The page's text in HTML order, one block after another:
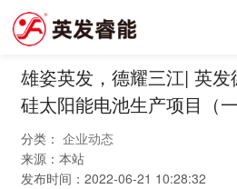
雄姿英发，德耀三江| 英
硅太阳能电池生产项目（
分类： 企业动态
来源：本站
发布时间：2022-06-21 10:28:32